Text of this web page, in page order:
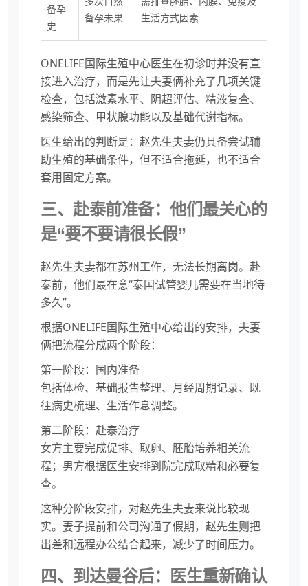
备孕
史
备孕未果
生活方式因素
ONELIFE国际生殖中心医生在初诊时并没有直
接进入治疗，而是先让夫妻俩补充了几项关键
检查，包括激素水平、阴超评估、精液复查、
感染筛查、甲状腺功能以及基础代谢指标。
医生给出的判断是：赵先生夫妻仍具备尝试辅
助生殖的基础条件，但不适合拖延，也不适合
套用固定方案。
三、赴泰前准备：他们最关心的
是“要不要请很长假”
赵先生夫妻都在苏州工作，无法长期离岗。赴
泰前，他们最在意“泰国试管婴儿需要在当地待
多久”。
根据ONELIFE国际生殖中心给出的安排，夫妻
俩把流程分成两个阶段：
第一阶段：国内准备
包括体检、基础报告整理、月经周期记录、既
往病史梳理、生活作息调整。
第二阶段：赴泰治疗
女方主要完成促排、取卵、胚胎培养相关流
程；男方根据医生安排到院完成取精和必要复
查。
这种分阶段安排，对赵先生夫妻来说比较现
实。妻子提前和公司沟通了假期，赵先生则把
出差和远程办公结合起来，减少了时间压力。
四、到达曼谷后：医生重新确认